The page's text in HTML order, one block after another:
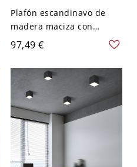
Plafón escandinavo de
madera maciza con
difusor acrílico y detalle
de recorte lateral - 110 A
120 V 40,64 cm Cuadro
Color Nuez
97,49 €